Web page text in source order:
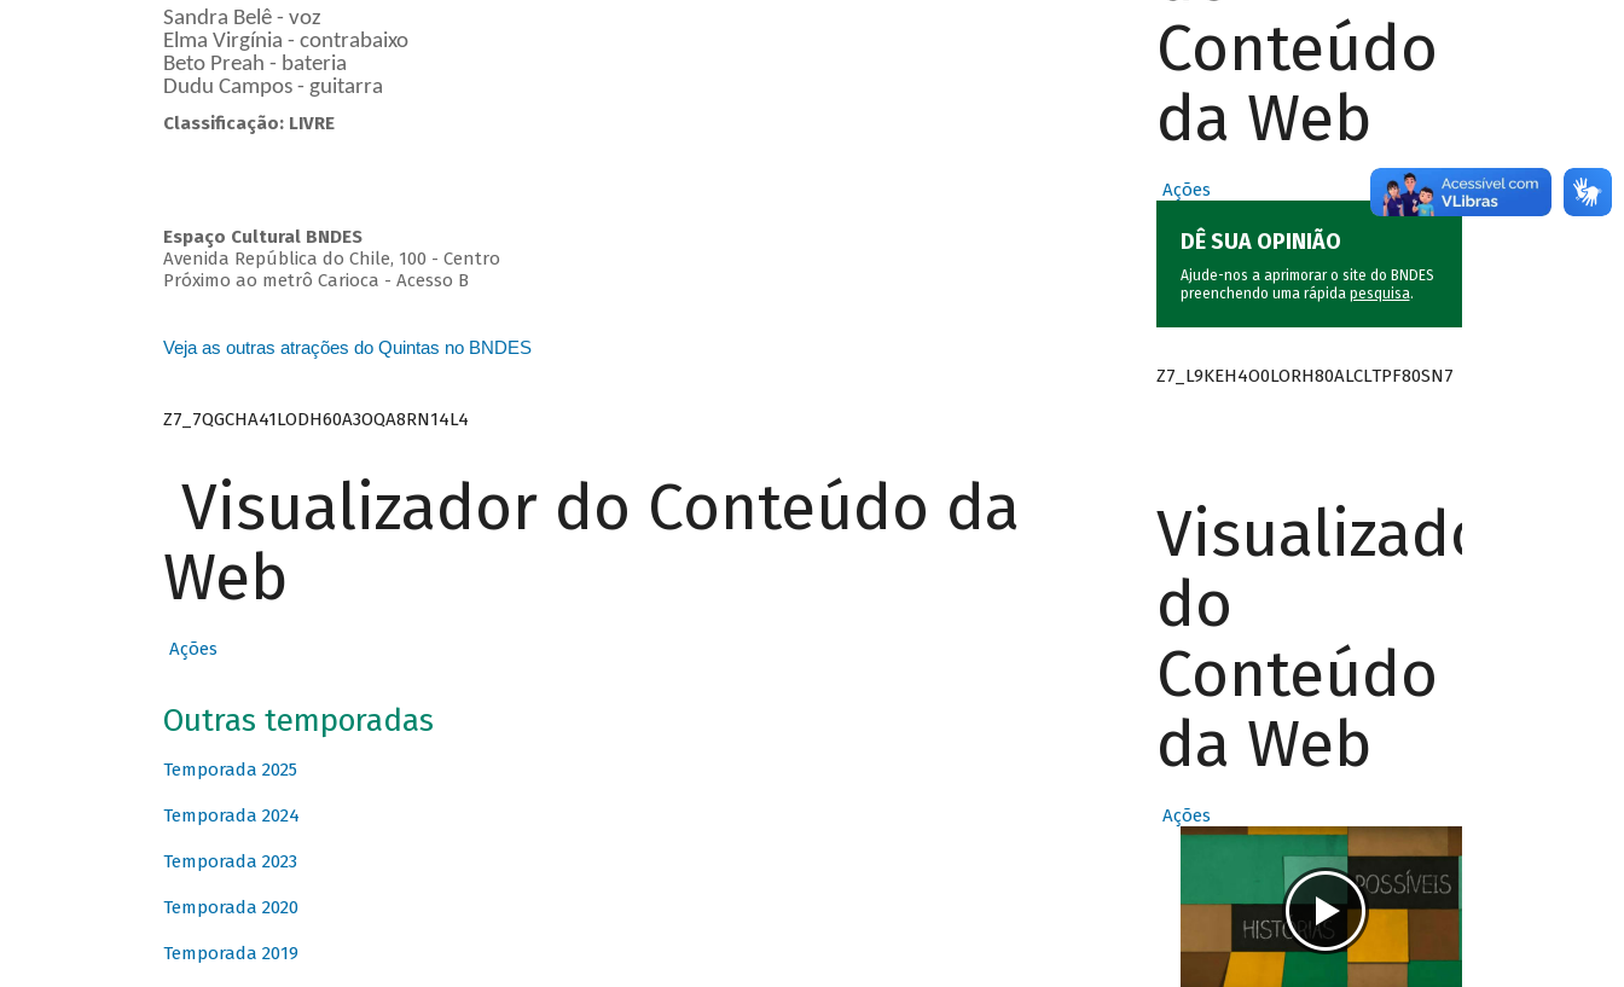
Sandra Belê - voz
Elma Virgínia - contrabaixo
Beto Preah - bateria
Dudu Campos - guitarra
Classificação: LIVRE
Espaço Cultural BNDES
Avenida República do Chile, 100 - Centro
Próximo ao metrô Carioca - Acesso B
Veja as outras atrações do Quintas no BNDES
Z7_7QGCHA41LODH60A3OQA8RN14L4
Visualizador do Conteúdo da
Web
Ações
Outras temporadas
Temporada 2025
Temporada 2024
Temporada 2023
Temporada 2020
Temporada 2019
Conteúdo
da Web
Ações
DÊ SUA OPINIÃO
Ajude-nos a aprimorar o site do BNDES
preenchendo uma rápida pesquisa.
Z7_L9KEH4O0LORH80ALCLTPF80SN7
Visualizador
do
Conteúdo
da Web
Ações